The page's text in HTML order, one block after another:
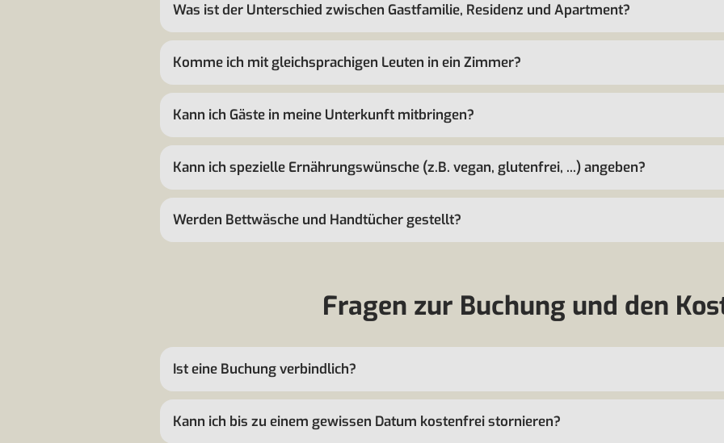
Was ist der Unterschied zwischen Gastfamilie, Residenz und Apartment?
Komme ich mit gleichsprachigen Leuten in ein Zimmer?
Kann ich Gäste in meine Unterkunft mitbringen?
Kann ich spezielle Ernährungswünsche (z.B. vegan, glutenfrei, ...) angeben?
Werden Bettwäsche und Handtücher gestellt?
Fragen zur Buchung und den
Ist eine Buchung verbindlich?
Kann ich bis zu einem gewissen Datum kostenfrei stornieren?